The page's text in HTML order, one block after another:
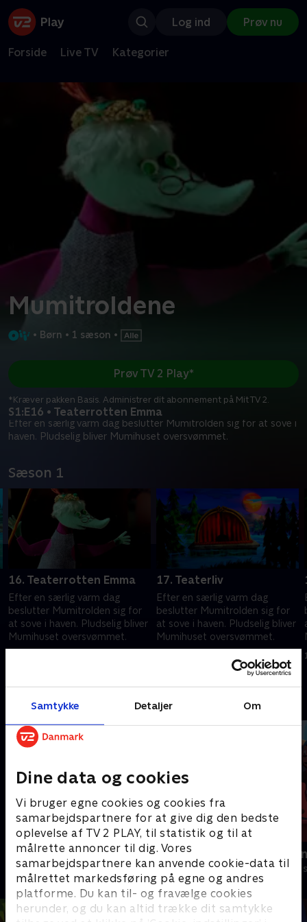
Samtykke Detaljer Om
Dine data og cookies
Vi bruger egne cookies og cookies fra
samarbejdspartnere for at give dig den bedste
oplevelse af TV 2 PLAY, til statistik og til at
målrette annoncer til dig. Vores
samarbejdspartnere kan anvende cookie-data til
målrettet markedsføring på egne og andres
platforme. Du kan til- og fravælge cookies
herunder, og du kan altid trække dit samtykke
Log ind Prøv nu
Forside Live TV Kategorier
Mumitroldene
• Børn • 1 sæson •
S1:E16 • Teaterrotten Emma
Efter en særlig varm dag beslutter Mumitrolden sig for at sove i
haven. Pludselig bliver Mumihuset oversvømmet.
Prøv TV 2 Play*
*Kræver pakken Basis. Administrer dit abonnement på Mit TV 2.
Sæson 1
16. Teaterrotten Emma
Efter en særlig varm dag
beslutter Mumitrolden sig for
at sove i haven. Pludselig bliver
Mumihuset oversvømmet.
17. Teaterliv
Efter en særlig varm dag
beslutter Mumitrolden sig for
at sove i haven. Pludselig bliver
Mumihuset oversvømmet.
Andre så også
Mumidalen
Børneserier • 2 sæsoner
Rasmus
Børneserier • 3